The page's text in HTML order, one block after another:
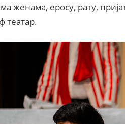
женама, еросу, рату,
театар.